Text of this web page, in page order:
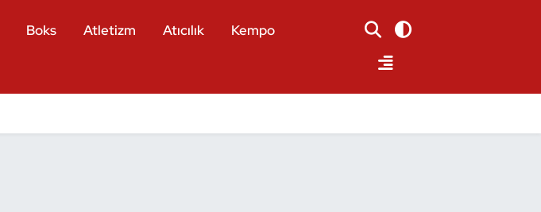
Boks Atletizm Atıcılık
Kempo